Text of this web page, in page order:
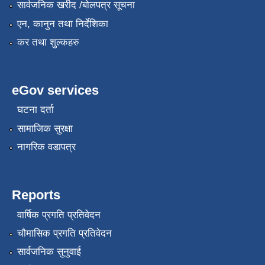
सार्वजनिक खरीद /बोलपत्र सूचना
एन, कानुन तथा निर्देशिका
कर तथा शुल्कहरु
eGov services
घटना दर्ता
सामाजिक सुरक्षा
नागरिक वडापत्र
Reports
वार्षिक प्रगति प्रतिवेदन
चौमासिक प्रगति प्रतिवेदन
सार्वजनिक सुनुवाई